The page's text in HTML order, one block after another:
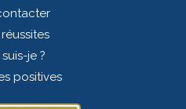
je ?
positives